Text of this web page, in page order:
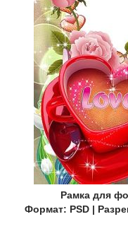
Рамка для
Формат: PSD |